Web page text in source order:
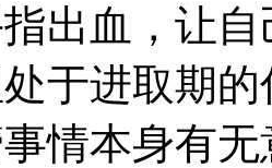
出血，让
于进取期
情本身有